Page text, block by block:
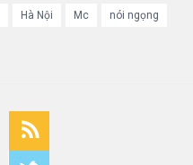
Hà Nội Mc nói ngọng